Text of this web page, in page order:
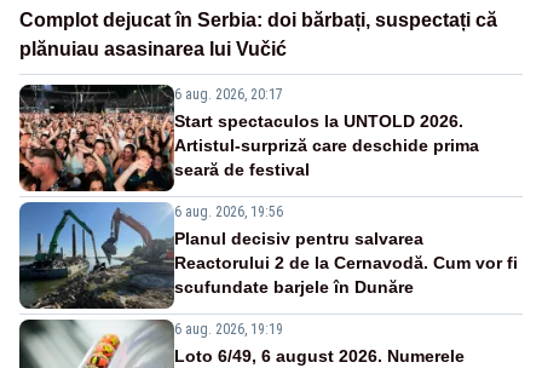
Complot dejucat în Serbia: doi bărbați, suspectați că
plănuiau asasinarea lui Vučić
6 aug. 2026, 20:17
Start spectaculos la UNTOLD 2026.
Artistul-surpriză care deschide prima
seară de festival
6 aug. 2026, 19:56
Planul decisiv pentru salvarea
Reactorului 2 de la Cernavodă. Cum vor fi
scufundate barjele în Dunăre
6 aug. 2026, 19:19
Loto 6/49, 6 august 2026. Numerele